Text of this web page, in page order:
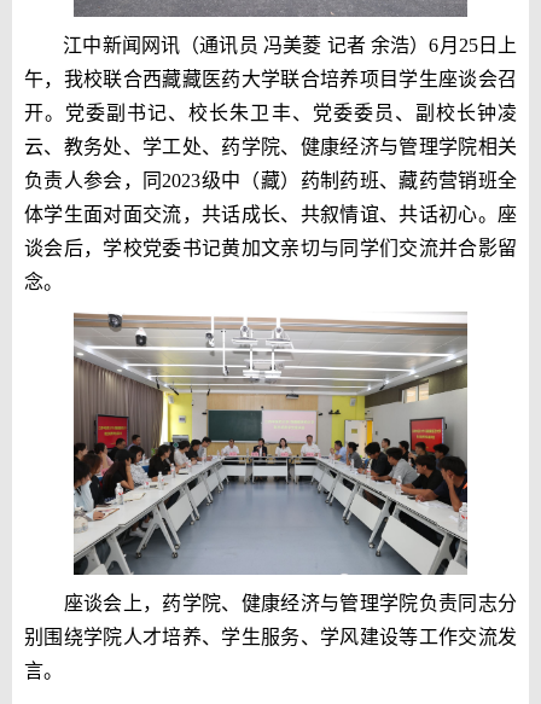
江中新闻网讯（通讯员 冯美菱 记者 余浩）6月25日上
午，我校联合西藏藏医药大学联合培养项目学生座谈会召
开。党委副书记、校长朱卫丰、党委委员、副校长钟凌
云、教务处、学工处、药学院、健康经济与管理学院相关
负责人参会，同2023级中（藏）药制药班、藏药营销班全
体学生面对面交流，共话成长、共叙情谊、共话初心。座
谈会后，学校党委书记黄加文亲切与同学们交流并合影留
念。
座谈会上，药学院、健康经济与管理学院负责同志分
别围绕学院人才培养、学生服务、学风建设等工作交流发
言。